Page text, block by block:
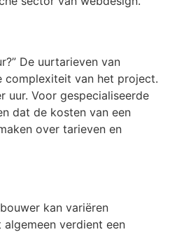
De uurtarieven van
complexiteit van het project.
uur. Voor gespecialiseerde
dat de kosten van een
over tarieven en
kan variëren
verdient een